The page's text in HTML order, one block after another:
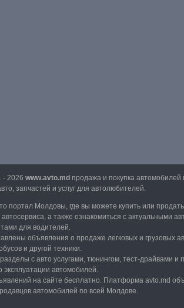
- 2026www.avto.md продажа и покупка автомобилей
запчастей и услуг для автолюбителей.
портал Молдовы, где вы можете купить или
автосервиса, а также ознакомиться с актуальными
для водителей.
объявления о продаже легковых и грузовых
и другой техники.
с авто услугами,тюнингом, тест-драйвами и
автомобилей.
на сайте бесплатно. Платформа avto.md
автомобилей по всей Молдове.